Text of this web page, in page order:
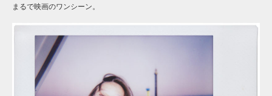
まるで映画のワンシーン。